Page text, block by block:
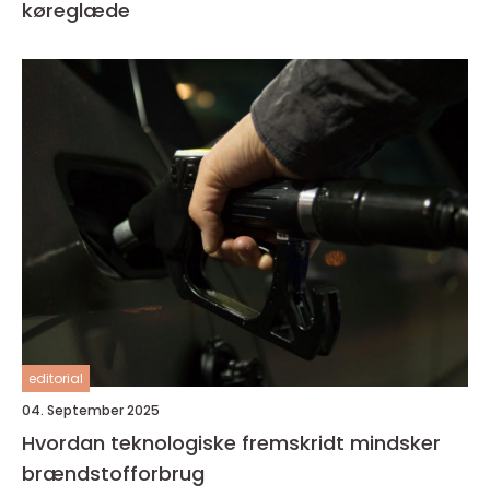
køreglæde
editorial
04. September 2025
Hvordan teknologiske fremskridt mindsker
brændstofforbrug